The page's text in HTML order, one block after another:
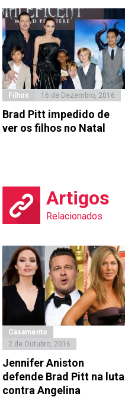
Filhos 16 de Dezembro, 2016
Brad Pitt impedido de
ver os filhos no Natal
Artigos
Relacionados
Casamento
2 de Outubro, 2016
Jennifer Aniston
defende Brad Pitt na luta
contra Angelina